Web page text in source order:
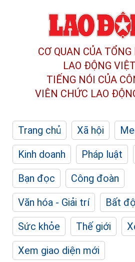
CƠ QUAN CỦA
LAO ĐỘNG
TIẾNG NÓI CỦA
VIÊN CHỨC LAO
Trang chủ Xã hội
Kinh doanh
Pháp luật
Bạn đọc
Công đoàn
Văn hóa - Giải trí
Bất
Sức khỏe
Thế giới
Xem giao diện mới